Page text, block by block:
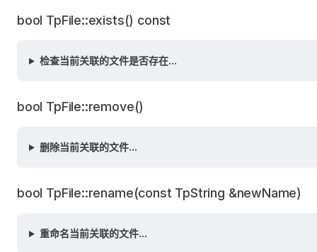
bool TpFile::exists() const
检查当前关联的文件是否存在...
bool TpFile::remove()
删除当前关联的文件...
bool TpFile::rename(const TpString &newName)
重命名当前关联的文件...